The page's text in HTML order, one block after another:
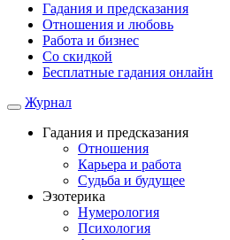
Гадания и предсказания
Отношения и любовь
Работа и бизнес
Со скидкой
Бесплатные гадания онлайн
Журнал
Гадания и предсказания
Отношения
Карьера и работа
Cудьба и будущее
Эзотерика
Нумерология
Психология